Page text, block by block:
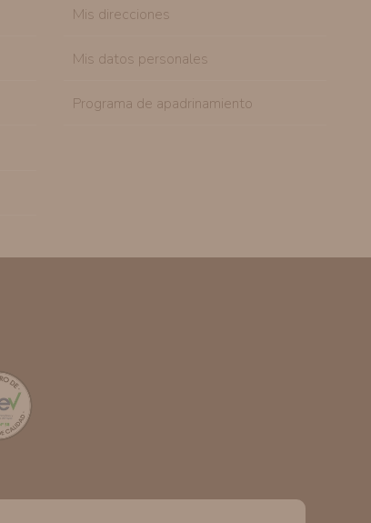
Mis direcciones
Mis datos personales
Programa de apadrinamiento